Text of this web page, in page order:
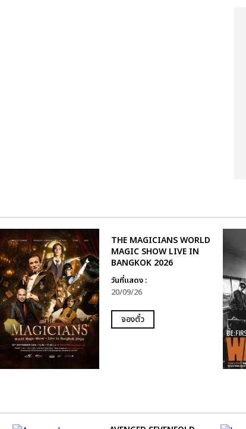
THE MAGICIANS WORLD
MAGIC SHOW LIVE IN
BANGKOK 2026
วันที่แสดง :
20/09/26
จองตั๋ว